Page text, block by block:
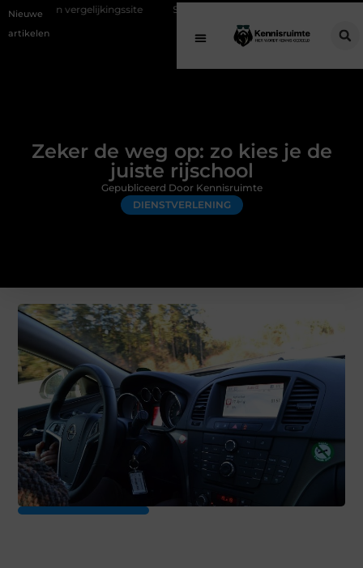
Nieuwe
artikelen
Schenking aan een goed doel: waarom geven belangrijk
Zeker de weg op: zo kies je de
juiste rijschool
DIENSTVERLENING
Gepubliceerd Door Kennisruimte